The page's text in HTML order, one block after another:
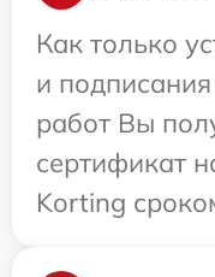
Как только
и
работ Вы
сертификат
Korting